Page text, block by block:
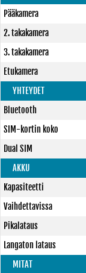
Pääkamera
2. takakamera
3. takakamera
Etukamera
YHTEYDET
Bluetooth
SIM-kortin koko
Dual SIM
AKKU
Kapasiteetti
Vaihdettavissa
Pikalataus
Langaton lataus
MITAT